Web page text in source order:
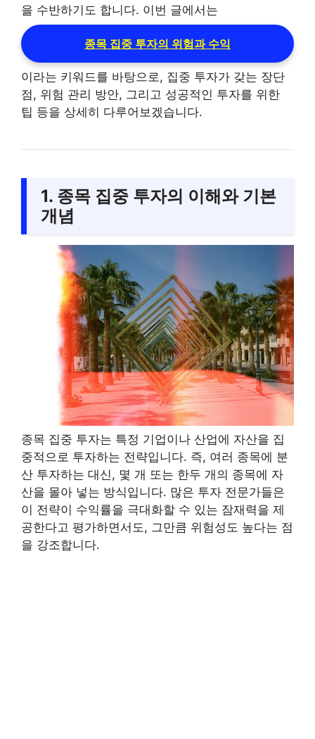
을 수반하기도 합니다. 이번 글에서는
종목 집중 투자의 위험과 수익
이라는 키워드를 바탕으로, 집중 투자가 갖는 장단
점, 위험 관리 방안, 그리고 성공적인 투자를 위한
팁 등을 상세히 다루어보겠습니다.
1. 종목 집중 투자의 이해와 기본
개념
종목 집중 투자는 특정 기업이나 산업에 자산을 집
중적으로 투자하는 전략입니다. 즉, 여러 종목에 분
산 투자하는 대신, 몇 개 또는 한두 개의 종목에 자
산을 몰아 넣는 방식입니다. 많은 투자 전문가들은
이 전략이 수익률을 극대화할 수 있는 잠재력을 제
공한다고 평가하면서도, 그만큼 위험성도 높다는 점
을 강조합니다.